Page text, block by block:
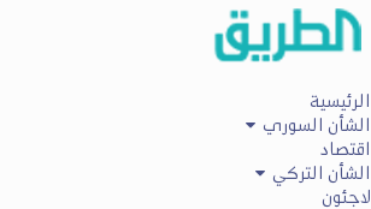
الرئيسية
الشأن السوري
اقتصاد
الشأن التركي
لاجئون